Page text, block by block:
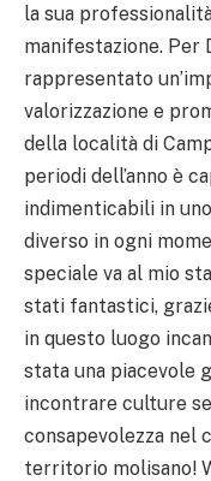
la sua
manifestazione. Per
rappresentato
valorizzazione e
della località di
periodi dell’anno è
indimenticabili in
diverso in ogni
speciale va al mio
stati fantastici,
in questo luogo
stata una piacevole
incontrare culture
consapevolezza nel
territorio molisano!